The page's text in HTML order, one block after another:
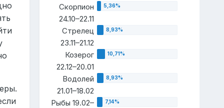
Скорпион
24.10–22.11
Стрелец
23.11–21.12
Козерог
22.12–20.01
Водолей
21.01–18.02
Рыбы 19.02–